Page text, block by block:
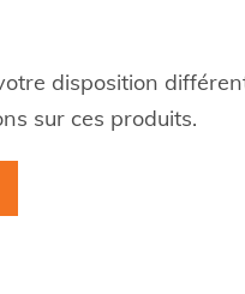
disposition
sur ces produits.